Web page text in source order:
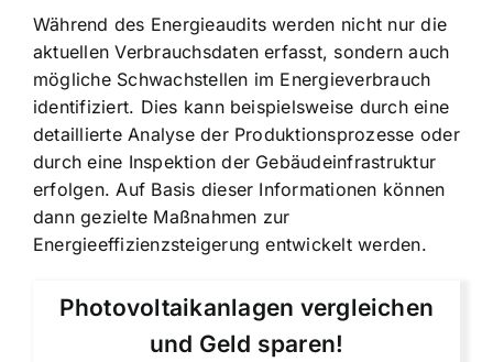
Während des Energieaudits werden nicht nur die
aktuellen Verbrauchsdaten erfasst, sondern auch
mögliche Schwachstellen im Energieverbrauch
identifiziert. Dies kann beispielsweise durch eine
detaillierte Analyse der Produktionsprozesse oder
durch eine Inspektion der Gebäudeinfrastruktur
erfolgen. Auf Basis dieser Informationen können
dann gezielte Maßnahmen zur
Energieeffizienzsteigerung entwickelt werden.
Photovoltaikanlagen vergleichen
und Geld sparen!